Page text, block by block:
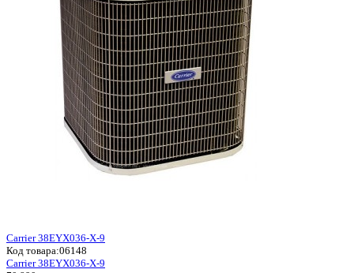
Carrier 38EYX036-X-9
Код товара:06148
Carrier 38EYX036-X-9